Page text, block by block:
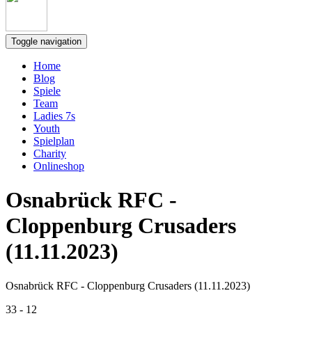
Toggle navigation
Home
Blog
Spiele
Team
Ladies 7s
Youth
Spielplan
Charity
Onlineshop
Osnabrück RFC -
Cloppenburg Crusaders
(11.11.2023)
Osnabrück RFC - Cloppenburg Crusaders (11.11.2023)
33 - 12